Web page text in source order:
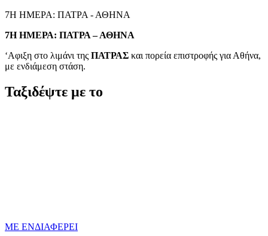
7Η ΗΜΕΡΑ: ΠΑΤΡΑ - ΑΘΗΝΑ
7Η ΗΜΕΡΑ: ΠΑΤΡΑ – ΑΘΗΝΑ
‘Αφιξη στο λιμάνι της ΠΑΤΡΑΣ και πορεία επιστροφής για Αθήνα,
με ενδιάμεση στάση.
Ταξιδέψτε με το
ΜΕ ΕΝΔΙΑΦΕΡΕΙ